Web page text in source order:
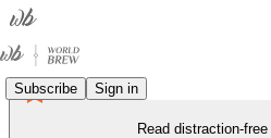
Subscribe Sign in
Read distraction-